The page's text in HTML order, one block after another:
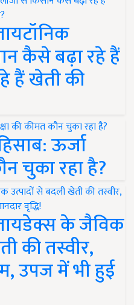
कैसे बढ़ा रहे हैं
हैं खेती की
ऊर्जा
चुका रहा है?
के जैविक
की तस्वीर,
उपज में भी हुई